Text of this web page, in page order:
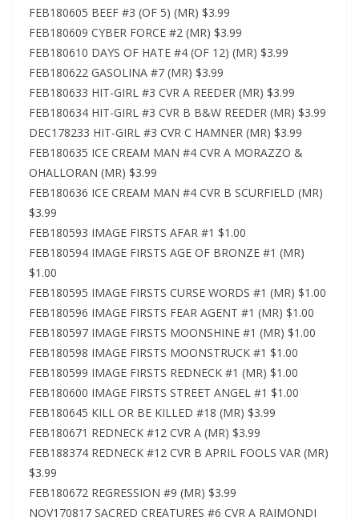
FEB180605 BEEF #3 (OF 5) (MR) $3.99
FEB180609 CYBER FORCE #2 (MR) $3.99
FEB180610 DAYS OF HATE #4 (OF 12) (MR) $3.99
FEB180622 GASOLINA #7 (MR) $3.99
FEB180633 HIT-GIRL #3 CVR A REEDER (MR) $3.99
FEB180634 HIT-GIRL #3 CVR B B&W REEDER (MR) $3.99
DEC178233 HIT-GIRL #3 CVR C HAMNER (MR) $3.99
FEB180635 ICE CREAM MAN #4 CVR A MORAZZO &
OHALLORAN (MR) $3.99
FEB180636 ICE CREAM MAN #4 CVR B SCURFIELD (MR)
$3.99
FEB180593 IMAGE FIRSTS AFAR #1 $1.00
FEB180594 IMAGE FIRSTS AGE OF BRONZE #1 (MR)
$1.00
FEB180595 IMAGE FIRSTS CURSE WORDS #1 (MR) $1.00
FEB180596 IMAGE FIRSTS FEAR AGENT #1 (MR) $1.00
FEB180597 IMAGE FIRSTS MOONSHINE #1 (MR) $1.00
FEB180598 IMAGE FIRSTS MOONSTRUCK #1 $1.00
FEB180599 IMAGE FIRSTS REDNECK #1 (MR) $1.00
FEB180600 IMAGE FIRSTS STREET ANGEL #1 $1.00
FEB180645 KILL OR BE KILLED #18 (MR) $3.99
FEB180671 REDNECK #12 CVR A (MR) $3.99
FEB188374 REDNECK #12 CVR B APRIL FOOLS VAR (MR)
$3.99
FEB180672 REGRESSION #9 (MR) $3.99
NOV170817 SACRED CREATURES #6 CVR A RAIMONDI